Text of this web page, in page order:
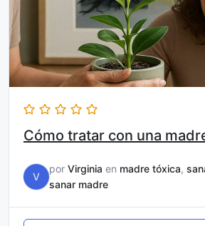
Cómo tratar con una
V
por Virginia en madre tóxica,
sanar madre